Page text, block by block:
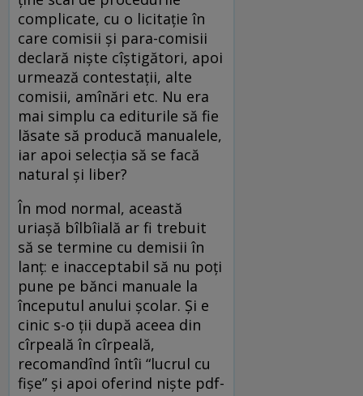
complicate, cu o licitaţie în
care comisii şi para-comisii
declară nişte cîştigători, apoi
urmează contestaţii, alte
comisii, amînări etc. Nu era
mai simplu ca editurile să fie
lăsate să producă manualele,
iar apoi selecţia să se facă
natural şi liber?
În mod normal, această
uriaşă bîlbîială ar fi trebuit
să se termine cu demisii în
lanţ: e inacceptabil să nu poţi
pune pe bănci manuale la
începutul anului şcolar. Şi e
cinic s-o ţii după aceea din
cîrpeală în cîrpeală,
recomandînd întîi “lucrul cu
fişe” şi apoi oferind nişte pdf-